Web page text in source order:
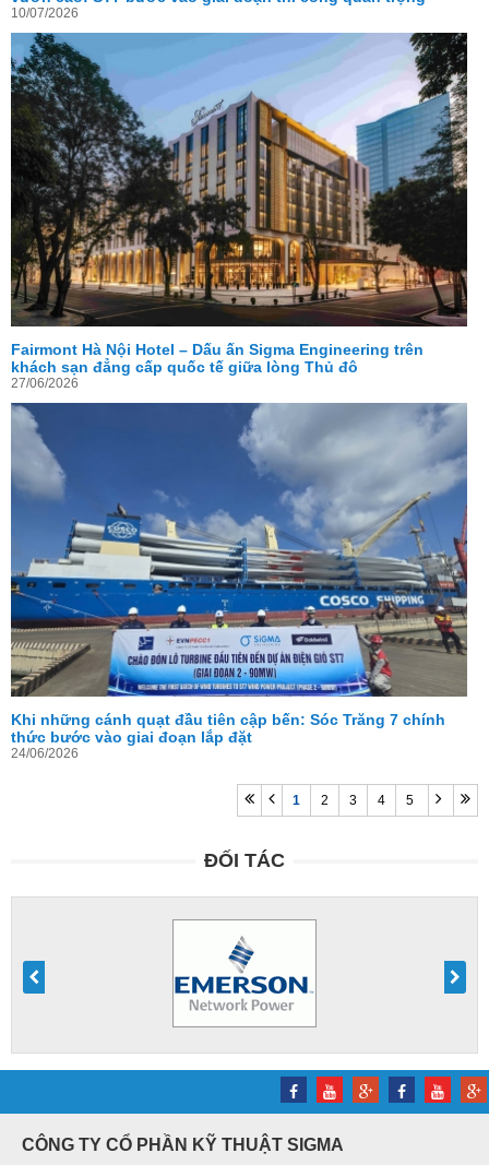
10/07/2026
Fairmont Hà Nội Hotel – Dấu ấn Sigma Engineering trên
khách sạn đẳng cấp quốc tế giữa lòng Thủ đô
27/06/2026
Khi những cánh quạt đầu tiên cập bến: Sóc Trăng 7 chính
thức bước vào giai đoạn lắp đặt
24/06/2026
1 2 3 4 5
ĐỐI TÁC
CÔNG TY CỔ PHẦN KỸ THUẬT SIGMA